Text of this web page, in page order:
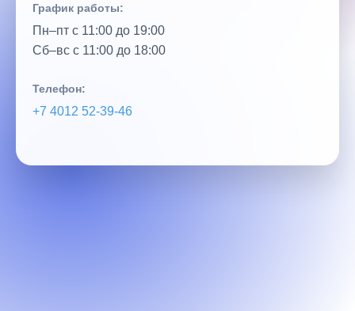
График работы:
Пн–пт с 11:00 до 19:00
Сб–вс с 11:00 до 18:00
Телефон:
+7 4012 52‑39‑46